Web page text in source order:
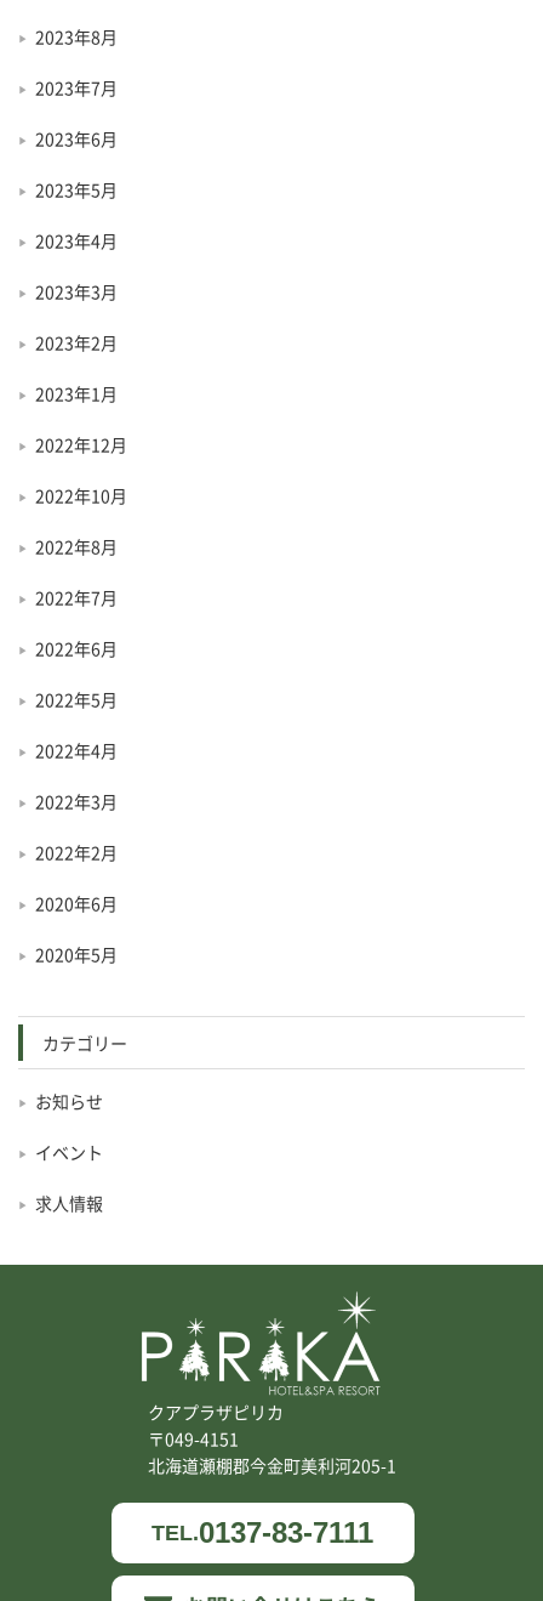
2023年8月
2023年7月
2023年6月
2023年5月
2023年4月
2023年3月
2023年2月
2023年1月
2022年12月
2022年10月
2022年8月
2022年7月
2022年6月
2022年5月
2022年4月
2022年3月
2022年2月
2020年6月
2020年5月
カテゴリー
お知らせ
イベント
求人情報
クアプラザピリカ
〒049-4151
北海道瀬棚郡今金町美利河205-1
TEL.0137-83-7111